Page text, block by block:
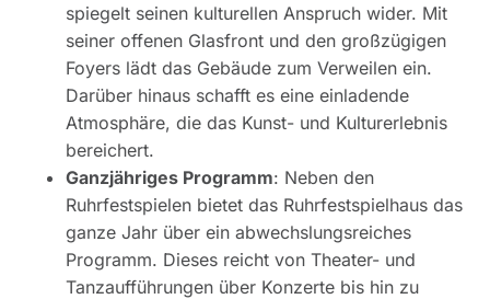
spiegelt seinen kulturellen Anspruch wider. Mit
seiner offenen Glasfront und den großzügigen
Foyers lädt das Gebäude zum Verweilen ein.
Darüber hinaus schafft es eine einladende
Atmosphäre, die das Kunst- und Kulturerlebnis
bereichert.
Ganzjähriges Programm: Neben den
Ruhrfestspielen bietet das Ruhrfestspielhaus das
ganze Jahr über ein abwechslungsreiches
Programm. Dieses reicht von Theater- und
Tanzaufführungen über Konzerte bis hin zu